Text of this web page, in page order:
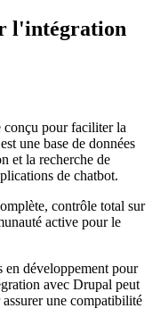
l'intégration
conçu pour faciliter la
est une base de données
et la recherche de
de chatbot.
contrôle total sur
active pour le
en développement pour
avec Drupal peut
une compatibilité